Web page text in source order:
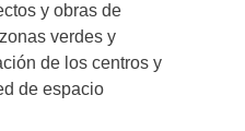
y obras de
verdes y
de los centros y
de espacio